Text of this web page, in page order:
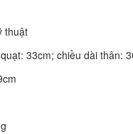
thuật
33cm; chiều dài thân: